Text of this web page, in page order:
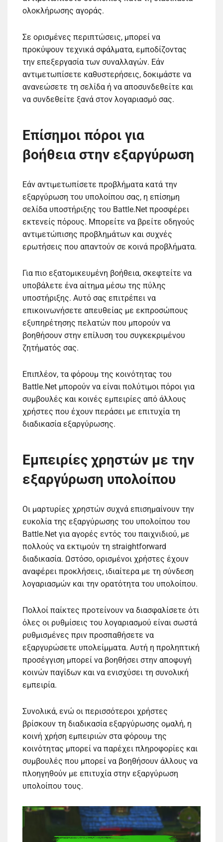
ολοκλήρωσης αγοράς.
Σε ορισμένες περιπτώσεις, μπορεί να
προκύψουν τεχνικά σφάλματα, εμποδίζοντας
την επεξεργασία των συναλλαγών. Εάν
αντιμετωπίσετε καθυστερήσεις, δοκιμάστε να
ανανεώσετε τη σελίδα ή να αποσυνδεθείτε και
να συνδεθείτε ξανά στον λογαριασμό σας.
Επίσημοι πόροι για
βοήθεια στην εξαργύρωση
Εάν αντιμετωπίσετε προβλήματα κατά την
εξαργύρωση του υπολοίπου σας, η επίσημη
σελίδα υποστήριξης του Battle.Net προσφέρει
εκτενείς πόρους. Μπορείτε να βρείτε οδηγούς
αντιμετώπισης προβλημάτων και συχνές
ερωτήσεις που απαντούν σε κοινά προβλήματα.
Για πιο εξατομικευμένη βοήθεια, σκεφτείτε να
υποβάλετε ένα αίτημα μέσω της πύλης
υποστήριξης. Αυτό σας επιτρέπει να
επικοινωνήσετε απευθείας με εκπροσώπους
εξυπηρέτησης πελατών που μπορούν να
βοηθήσουν στην επίλυση του συγκεκριμένου
ζητήματός σας.
Επιπλέον, τα φόρουμ της κοινότητας του
Battle.Net μπορούν να είναι πολύτιμοι πόροι για
συμβουλές και κοινές εμπειρίες από άλλους
χρήστες που έχουν περάσει με επιτυχία τη
διαδικασία εξαργύρωσης.
Εμπειρίες χρηστών με την
εξαργύρωση υπολοίπου
Οι μαρτυρίες χρηστών συχνά επισημαίνουν την
ευκολία της εξαργύρωσης του υπολοίπου του
Battle.Net για αγορές εντός του παιχνιδιού, με
πολλούς να εκτιμούν τη straightforward
διαδικασία. Ωστόσο, ορισμένοι χρήστες έχουν
αναφέρει προκλήσεις, ιδιαίτερα με τη σύνδεση
λογαριασμών και την ορατότητα του υπολοίπου.
Πολλοί παίκτες προτείνουν να διασφαλίσετε ότι
όλες οι ρυθμίσεις του λογαριασμού είναι σωστά
ρυθμισμένες πριν προσπαθήσετε να
εξαργυρώσετε υπολείμματα. Αυτή η προληπτική
προσέγγιση μπορεί να βοηθήσει στην αποφυγή
κοινών παγίδων και να ενισχύσει τη συνολική
εμπειρία.
Συνολικά, ενώ οι περισσότεροι χρήστες
βρίσκουν τη διαδικασία εξαργύρωσης ομαλή, η
κοινή χρήση εμπειριών στα φόρουμ της
κοινότητας μπορεί να παρέχει πληροφορίες και
συμβουλές που μπορεί να βοηθήσουν άλλους να
πλοηγηθούν με επιτυχία στην εξαργύρωση
υπολοίπου τους.